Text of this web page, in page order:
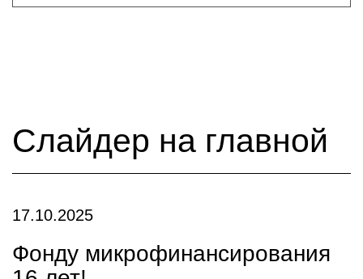
Слайдер на главной
17.10.2025
Фонду микрофинансирования